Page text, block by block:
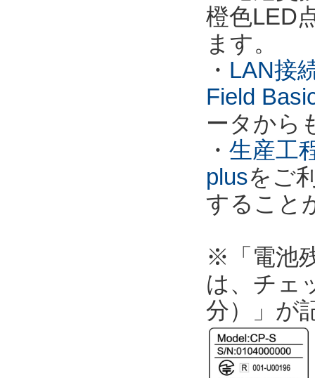
橙色LED
ます。
・ LAN接
Field
ータから
・ 生産工
plusをご
すること
※「電池
は、チェ
分）」が